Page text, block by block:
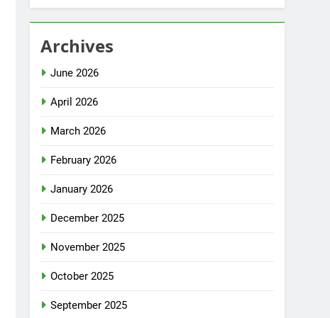
Archives
June 2026
April 2026
March 2026
February 2026
January 2026
December 2025
November 2025
October 2025
September 2025